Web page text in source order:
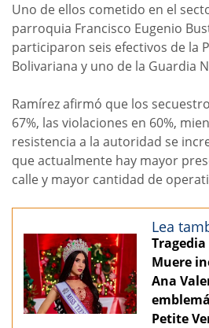
Uno de ellos cometido en el
parroquia Francisco Eugenio
participaron seis efectivos de la
Bolivariana y uno de la Guardia
Ramírez afirmó que los
67%, las violaciones en 60%,
resistencia a la autoridad se
que actualmente hay mayor
calle y mayor cantidad de
Lea
Muere
Ana
Petite